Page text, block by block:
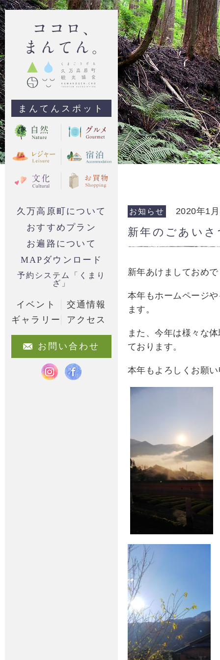
まんてんスポット
久万高原町について
おすすめプラン
お遍路について
MAPダウンロード
予約システム「くまり
ざ」
イベント
交通情報
ギャラリー
アクセス
お問い合わせ
お知らせ 2020年1
新年のごあいさ
新年あけましておめ
本年もホームページ
ます。
また、今年は様々な
ております。
本年もよろしくお願